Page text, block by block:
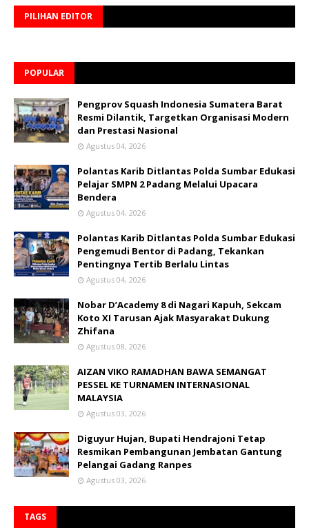
PILIHAN EDITOR
POPULAR
Pengprov Squash Indonesia Sumatera Barat
Resmi Dilantik, Targetkan Organisasi Modern
dan Prestasi Nasional
Agustus 04, 2026
Polantas Karib Ditlantas Polda Sumbar Edukasi
Pelajar SMPN 2 Padang Melalui Upacara
Bendera
Agustus 04, 2026
Polantas Karib Ditlantas Polda Sumbar Edukasi
Pengemudi Bentor di Padang, Tekankan
Pentingnya Tertib Berlalu Lintas
Agustus 04, 2026
Nobar D’Academy 8 di Nagari Kapuh, Sekcam
Koto XI Tarusan Ajak Masyarakat Dukung
Zhifana
Agustus 08, 2026
AIZAN VIKO RAMADHAN BAWA SEMANGAT
PESSEL KE TURNAMEN INTERNASIONAL
MALAYSIA
Agustus 03, 2026
Diguyur Hujan, Bupati Hendrajoni Tetap
Resmikan Pembangunan Jembatan Gantung
Pelangai Gadang Ranpes
Agustus 03, 2026
TAGS